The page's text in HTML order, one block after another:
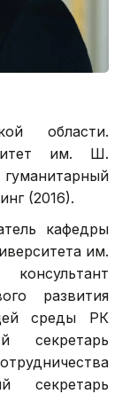
области.
им. Ш.
(2016).
кафедры
им.
развития
среды РК
секретарь
секретарь